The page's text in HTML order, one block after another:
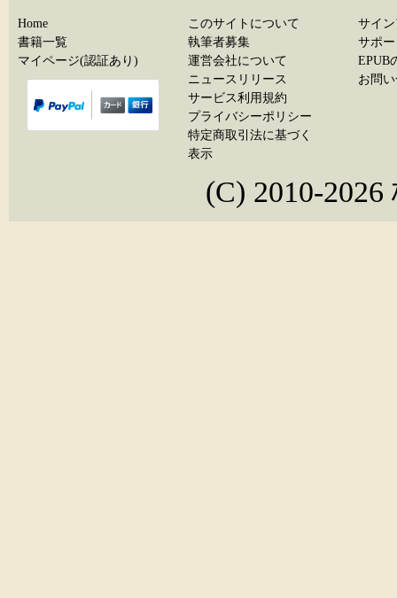
Home
書籍一覧
マイページ(認証あり)
このサイトについて
執筆者募集
運営会社について
ニュースリリース
サービス利用規約
プライバシーポリシー
特定商取引法に基づく
表示
サイ
サポ
EPUB
お問
(C) 2010-